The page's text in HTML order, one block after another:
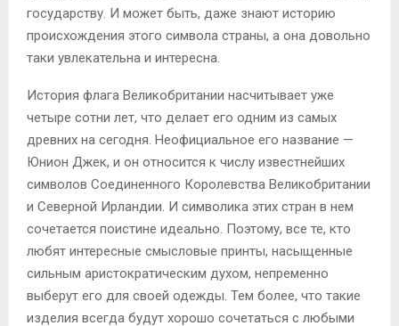
государству. И может быть, даже знают историю
происхождения этого символа страны, а она довольно
таки увлекательна и интересна.
История флага Великобритании насчитывает уже
четыре сотни лет, что делает его одним из самых
древних на сегодня. Неофициальное его название —
Юнион Джек, и он относится к числу известнейших
символов Соединенного Королевства Великобритании
и Северной Ирландии. И символика этих стран в нем
сочетается поистине идеально. Поэтому, все те, кто
любят интересные смысловые принты, насыщенные
сильным аристократическим духом, непременно
выберут его для своей одежды. Тем более, что такие
изделия всегда будут хорошо сочетаться с любыми